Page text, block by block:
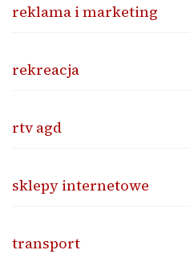
reklama i marketing
rekreacja
rtv agd
sklepy internetowe
transport